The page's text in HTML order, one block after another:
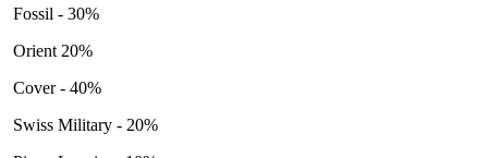
Fossil - 30%
Orient 20%
Cover - 40%
Swiss Military - 20%